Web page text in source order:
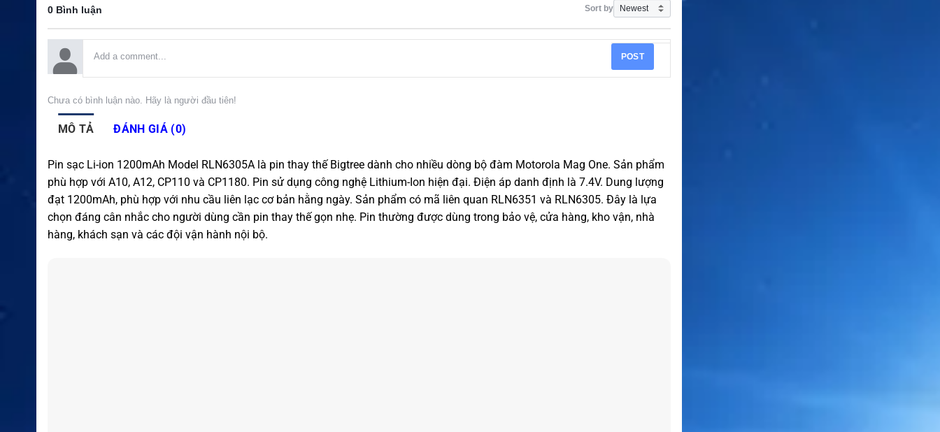
0 Bình luận Sort by
POST
Chưa có bình luận nào. Hãy là người đầu tiên!
MÔ TẢ ĐÁNH GIÁ (0)
Pin sạc Li-ion 1200mAh Model RLN6305A là pin thay thế Bigtree dành cho nhiều dòng bộ đàm Motorola Mag One. Sản phẩm
phù hợp với A10, A12, CP110 và CP1180. Pin sử dụng công nghệ Lithium-Ion hiện đại. Điện áp danh định là 7.4V. Dung lượng
đạt 1200mAh, phù hợp với nhu cầu liên lạc cơ bản hằng ngày. Sản phẩm có mã liên quan RLN6351 và RLN6305. Đây là lựa
chọn đáng cân nhắc cho người dùng cần pin thay thế gọn nhẹ. Pin thường được dùng trong bảo vệ, cửa hàng, kho vận, nhà
hàng, khách sạn và các đội vận hành nội bộ.